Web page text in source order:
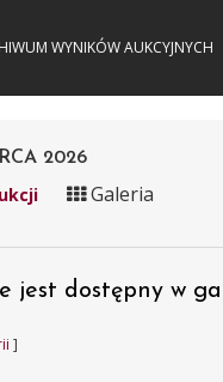
WYNIKÓW AUKCYJNYCH
2026
Galeria
jest dostępny w
]